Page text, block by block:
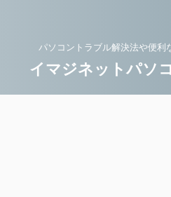
パソコントラブル解決法や便利
イマジネットパソ